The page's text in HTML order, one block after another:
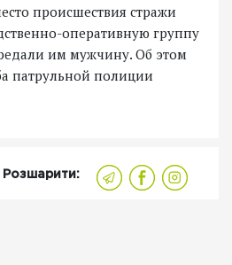
происшествия стражи
оперативную группу
им мужчину. Об этом
патрульной полиции
Розшарити: